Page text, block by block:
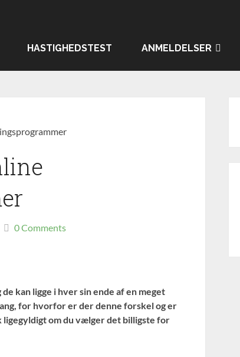
HASTIGHEDSTEST ANMELDELSER
0 Comments
kan ligge i hver sin ende af en meget
for hvorfor er der denne forskel og er
om du vælger det billigste for